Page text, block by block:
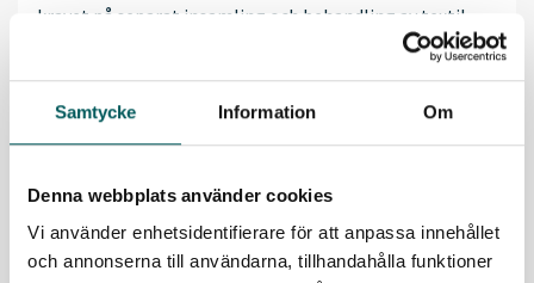
Samtycke Information Om
Denna webbplats använder cookies
Vi använder enhetsidentifierare för att anpassa innehållet
och annonserna till användarna, tillhandahålla funktioner
kravet på separat insamling och behandling av textil…